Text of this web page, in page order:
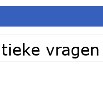
vragen